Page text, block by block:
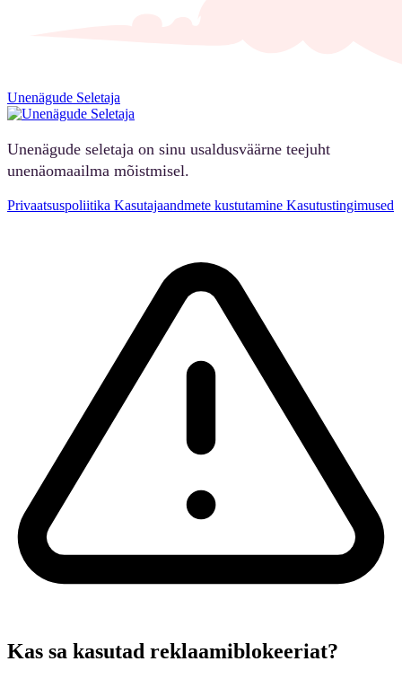
Unenägude Seletaja
Unenägude seletaja on sinu usaldusväärne teejuht
unenäomaailma mõistmisel.
Privaatsuspoliitika Kasutajaandmete kustutamine Kasutustingimused
Kas sa kasutad reklaamiblokeeriat?